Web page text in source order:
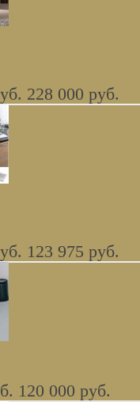
КОМПЛЕКТ
платина В НАЛИЧИИ
228 000 руб.
мойка 1160 x
бежевая В
123 975 руб.
120 000 руб.